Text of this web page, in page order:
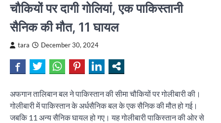
चौकियों पर दागी गोलियां, एक पाकिस्तानी
सैनिक की मौत, 11 घायल
tara December 30, 2024
अफगान तालिबान बल ने पाकिस्तान की सीमा चौकियों पर गोलीबारी की।
गोलीबारी में पाकिस्तान के अर्धसैनिक बल के एक सैनिक की मौत हो गई।
जबकि 11 अन्य सैनिक घायल हो गए। यह गोलीबारी पाकिस्तान की ओर से